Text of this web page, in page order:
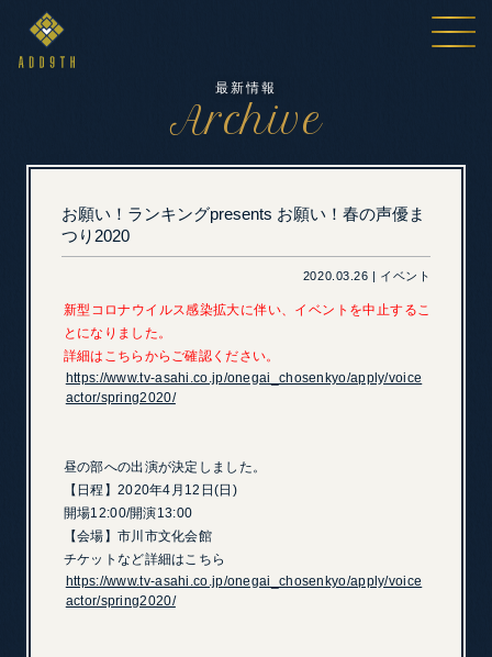
最新情報
Archive
お願い！ランキングpresents お願い！春の声優ま
つり2020
2020.03.26 | イベント
新型コロナウイルス感染拡大に伴い、イベントを中止するこ
とになりました。
詳細はこちらからご確認ください。
https://www.tv-asahi.co.jp/onegai_chosenkyo/apply/voice
actor/spring2020/
昼の部への出演が決定しました。
【日程】2020年4月12日(日)
開場12:00/開演13:00
【会場】市川市文化会館
チケットなど詳細はこちら
https://www.tv-asahi.co.jp/onegai_chosenkyo/apply/voice
actor/spring2020/